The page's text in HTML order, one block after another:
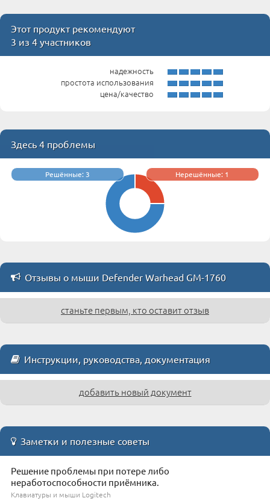
Этот продукт рекомендуют
3 из 4 участников
надежность
простота использования
цена/качество
Здесь 4 проблемы
Решённые: 3 Нерешённые: 1
Отзывы о мыши Defender Warhead GM-1760
станьте первым, кто оставит отзыв
Инструкции, руководства, документация
добавить новый документ
Заметки и полезные советы
Решение проблемы при потере либо
неработоспособности приёмника.
Клавиатуры и мыши Logitech